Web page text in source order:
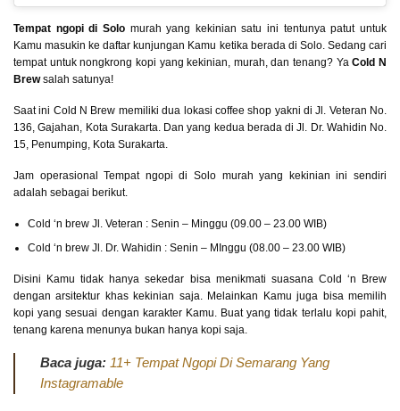
Tempat ngopi di Solomurah yang kekinian satu ini tentunya patut untuk
Kamu masukin ke daftar kunjungan Kamu ketika berada di Solo. Sedang cari
tempat untuk nongkrong kopi yang kekinian, murah, dan tenang? YaCold N
Brewsalah satunya!
Saat ini Cold N Brew memiliki dua lokasi coffee shop yakni di Jl. Veteran No.
136, Gajahan, Kota Surakarta. Dan yang kedua berada di Jl. Dr. Wahidin No.
15, Penumping, Kota Surakarta.
Jam operasional Tempat ngopi di Solo murah yang kekinian ini sendiri
adalah sebagai berikut.
Cold ‘n brew Jl. Veteran : Senin – Minggu (09.00 – 23.00 WIB)
Cold ‘n brew Jl. Dr. Wahidin : Senin – MInggu (08.00 – 23.00 WIB)
Disini Kamu tidak hanya sekedar bisa menikmati suasana Cold ‘n Brew
dengan arsitektur khas kekinian saja. Melainkan Kamu juga bisa memilih
kopi yang sesuai dengan karakter Kamu. Buat yang tidak terlalu kopi pahit,
tenang karena menunya bukan hanya kopi saja.
Baca juga: 11+ Tempat Ngopi Di Semarang Yang
Instagramable